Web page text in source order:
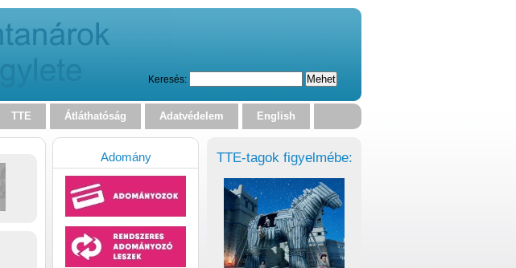
Keresés:
TTE Átláthatóság Adatvédelem English
TTE-tagok figyelmébe:
Adomány